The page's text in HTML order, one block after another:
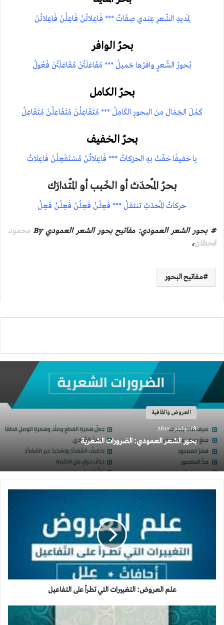
لِمَديدِ الشّعرِ عِندي صِفَاتٌ *** فَاعِلاتُنْ فَاعِلُنْ فَاعِلاتُنْ
بحرُ الوافر
بُحورُ الشّعرٍ وافرُها جَميلُ *** مُفَاعَلَتُنْ مُفَاعَلَتُنْ فَعُولُ
بحرُ الكامل
كَمُلَ الجَمَال منَ البحورِ الكَامِلُ *** مُتَفَاعِلُنْ مُتَفَاعِلُنْ مُتَفَاعِلُ
بحرُ الخفيف
يا خفيفًا خفّتْ بهِ الحرَكاتُ *** فَاعِلاتُنْ مُسْتَفْعِلُنْ فَاعِلاتُ
بحرُ المُحدَث أو الخَبب أو المُتدارَك
حركاتُ المُحدَثِ تنتقلُ *** فَعِلُنْ فَعِلُنْ فَعِلُنْ فَعِلُ
# بحور الشعر العمودي: مفاتيح بحور الشعر العمودي By
محمود
قحطان،
مفاتيح البحور
العروض والقافية
18 نوفمبر، 2014
بحور الشعر العمودي: الضرورات الشعرية
علم العروض: التغييرات التي تطرأ على التفاعيل
القافية: